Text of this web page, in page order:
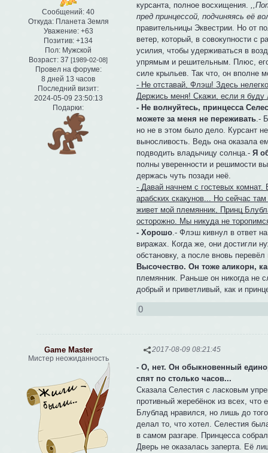
Сообщений: 40
Откуда:Планета Земля
Уважение: +63
Позитив: +134
Пол: Мужской
Возраст: 37 [1989-02-08]
Провел на форуме:
8 дней 13 часов
Последний визит:
2024-05-09 23:50:13
Подарки:
курсанта, полное восхищения.
пред принцессой, подчиняясь её
правительницы Эквестрии. Но от
ветер, который, в совокупности с
усилия, чтобы удерживаться в
упрямым и решительным. Плюс, его
силе крыльев. Так что, он вполне
- Не отставай, Флэш! Здесь
Держись меня! Скажи, если я буду
- Не волнуйтесь, принцесса
можете за меня не переживать.-
но не в этом было дело. Курсант
выносливость. Ведь она оказала
подводить владычицу солнца.-Я
полны уверенности и решимости
держась чуть позади неё.
- Давай начнем с гостевых комнат.
арабских скакунов... Но сейчас
живет мой племянник, Принц
осторожно. Мы никуда не
- Хорошо.- Флэш кивнул в ответ
виражах. Когда же, они достигли
обстановку, а после вновь
Высочество. Он тоже аликорн,
племянник. Раньше он никогда не
добрый и приветливый, как и
0
2017-08-09 08:21:45
Game Master
Мистер неожиданность
- О, нет. Он обыкновенный
спят по столько часов...
Сказала Селестия с ласковым
противный жеребёнок из всех,
Блублад нравился, но лишь до
делал то, что хотел. Селестия
в самом разгаре. Принцесса
Дверь не оказалась заперта. Её